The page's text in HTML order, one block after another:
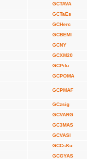
GCTAVA
GCTaEs
GCHerc
GCBEMI
GCNY
GCXM20
GCPifu
GCPOMA
GCPMAF
GCzsig
GCVARG
GC3MAS
GCVASI
GCCsKu
GCGYAS